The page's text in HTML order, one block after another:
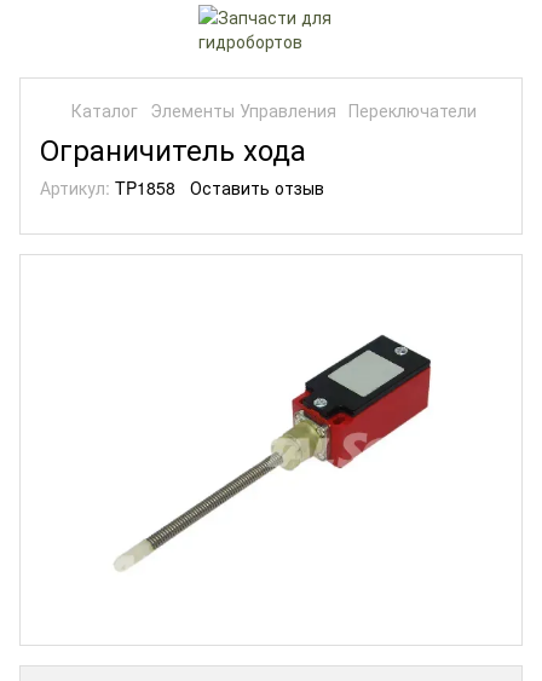
Каталог Элементы Управления Переключатели
Ограничитель хода
Артикул: TP1858 Оставить отзыв